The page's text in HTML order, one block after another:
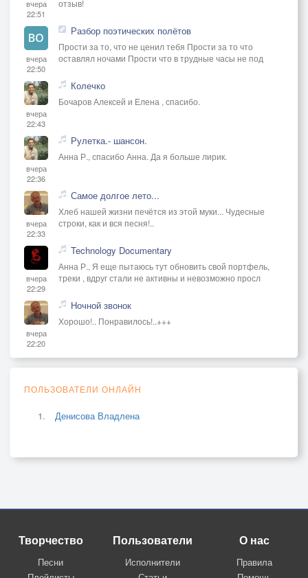
вчера
22:51
отзыв!
вчера
22:50
Разбор поэтических полётов
Прости за то, что не ценил тебя Прости за то что
оставлял ночами Прости что в трудные часы не под
вчера
22:43
Колечко
Бочаров Алексей и Елена , спасибо.
вчера
22:36
Рулетка.- шансон.
Анна Р., спасибо Анна. Да я больше лирик.
вчера
22:33
Самое долгое лето...
Хлеб нашей жизни печётся из этой муки... Чудесные
строки, как и вся песня!..
вчера
22:29
Technology Documentary
Анна Р., Я еще пытаюсь тут обновить свой портфель,
треки , вдруг стали не активны и невозможно просл
вчера
22:20
Ночной звонок
Хорошо!.. Понравилось!..+++
ПОЛЬЗОВАТЕЛИ ОНЛАЙН
Денисова Владлена
Творчество
Песни
Пользователи
Исполнители
О нас
Правила